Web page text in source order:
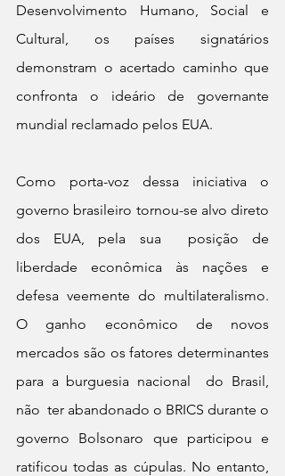
Desenvolvimento Humano, Social e
Cultural, os países signatários
demonstram o acertado caminho que
confronta o ideário de governante
mundial reclamado pelos EUA.
Como porta-voz dessa iniciativa o
governo brasileiro tornou-se alvo direto
dos EUA, pela sua  posição de
liberdade econômica às nações e
defesa veemente do multilateralismo.
O ganho econômico de novos
mercados são os fatores determinantes
para a burguesia nacional  do Brasil,
não  ter abandonado o BRICS durante o
governo Bolsonaro que participou e
ratificou todas as cúpulas. No entanto,